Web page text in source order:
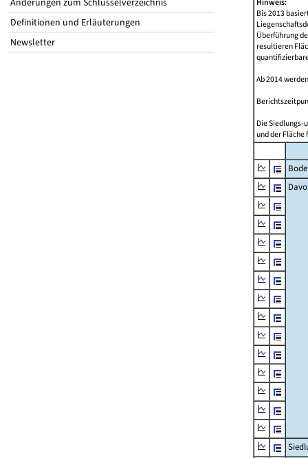
Definitionen und Erläuterungen
Newsletter
Bis 2013
Überführung
resultieren
Ab 2014
Die Siedlungs-
und der Fläche